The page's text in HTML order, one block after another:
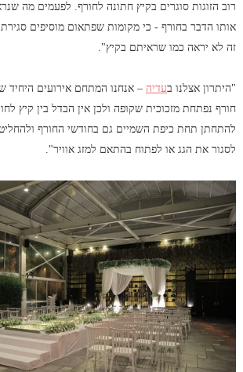
רוב הזוגות סוגרים בקיץ חתונה לחורף. לפעמים מה
אותו הדבר בחורף - כי מקומות שפתאום מוסיפים
זה לא יראה כמו שראיתם בקיץ".
"היתרון אצלנו בעדיה– אנחנו המתחם אירועים היחיד
חורף נפתחת מזכוכית שקופה ולכן אין הבדל בין קיץ
להתחתן תחת כיפת השמיים גם בחודשי החורף
לסגור את הגג או לפתוח בהתאם למזג אוויר".